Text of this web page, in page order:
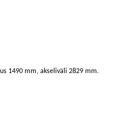
1490 mm, akseliväli 2829 mm.